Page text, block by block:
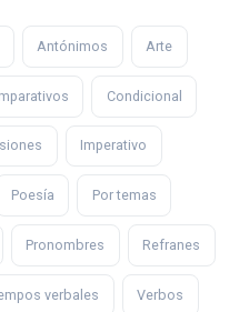
Antónimos Arte
Condicional
Imperativo
Poesía Por temas
Pronombres Refranes
verbales Verbos